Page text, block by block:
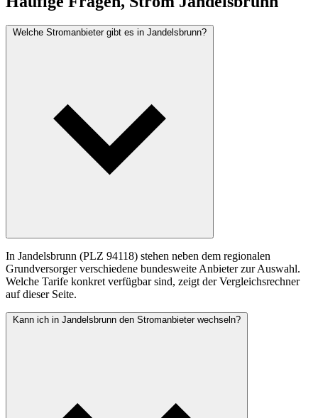
Welche Stromanbieter gibt es in Jandelsbrunn?
In Jandelsbrunn (PLZ 94118) stehen neben dem regionalen
Grundversorger verschiedene bundesweite Anbieter zur Auswahl.
Welche Tarife konkret verfügbar sind, zeigt der Vergleichsrechner
auf dieser Seite.
Kann ich in Jandelsbrunn den Stromanbieter wechseln?